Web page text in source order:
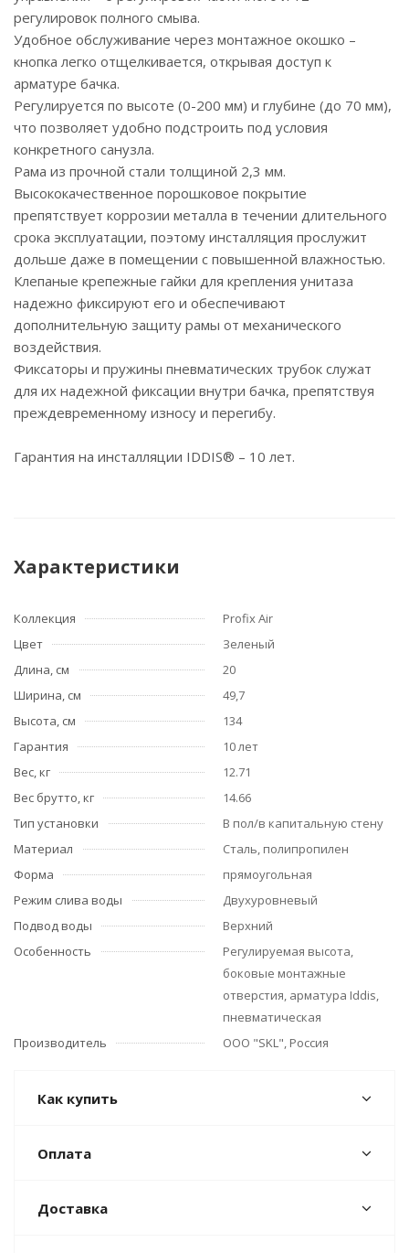
регулировок полного смыва.
Удобное обслуживание через монтажное окошко –
кнопка легко отщелкивается, открывая доступ к
арматуре бачка.
Регулируется по высоте (0-200 мм) и глубине (до 70 мм),
что позволяет удобно подстроить под условия
конкретного санузла.
Рама из прочной стали толщиной 2,3 мм.
Высококачественное порошковое покрытие
препятствует коррозии металла в течении длительного
срока эксплуатации, поэтому инсталляция прослужит
дольше даже в помещении с повышенной влажностью.
Клепаные крепежные гайки для крепления унитаза
надежно фиксируют его и обеспечивают
дополнительную защиту рамы от механического
воздействия.
Фиксаторы и пружины пневматических трубок служат
для их надежной фиксации внутри бачка, препятствуя
преждевременному износу и перегибу.
Гарантия на инсталляции IDDIS® – 10 лет.
Характеристики
Коллекция
Profix Air
Цвет
Зеленый
Длина, см
20
Ширина, см
49,7
Высота, см
134
Гарантия
10 лет
Вес, кг
12.71
Вес брутто, кг
14.66
Тип установки
В пол/в капитальную стену
Материал
Сталь, полипропилен
Форма
прямоугольная
Режим слива воды
Двухуровневый
Подвод воды
Верхний
Особенность
Регулируемая высота,
боковые монтажные
отверстия, арматура Iddis,
пневматическая
Производитель
ООО "SKL", Россия
Как купить
Оплата
Доставка